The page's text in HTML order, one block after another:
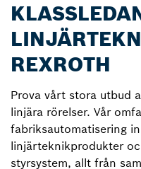
REXROTH
Prova vårt stora utbud
linjära rörelser. Vår
fabriksautomatisering
linjärteknikprodukter
styrsystem, allt från